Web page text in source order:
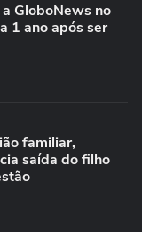
GloboNews no
1 ano após ser
familiar,
saída do filho